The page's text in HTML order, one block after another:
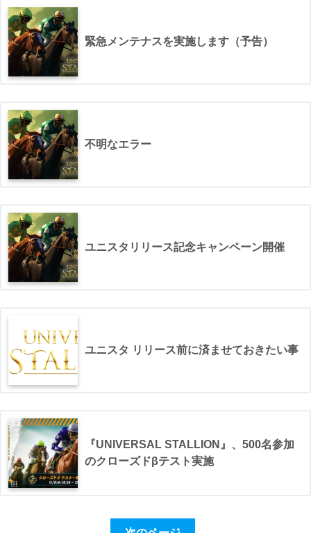
緊急メンテナスを実施します（予告）
不明なエラー
ユニスタリリース記念キャンペーン開催
ユニスタ リリース前に済ませておきたい事
『UNIVERSAL STALLION』、500名参加
のクローズドβテスト実施